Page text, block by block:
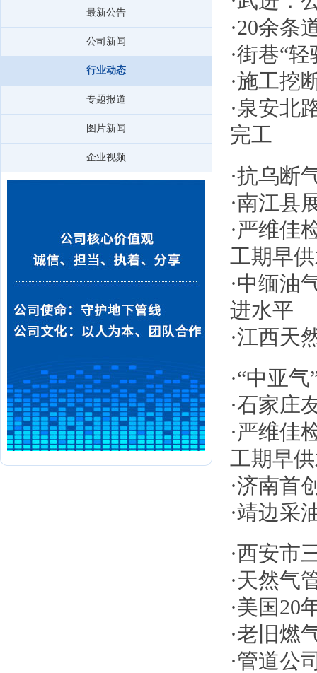
最新公告
公司新闻
行业动态
专题报道
图片新闻
企业视频
·20余条
·街巷“轻
·施工挖
·泉安北
完工
·抗乌断
·南江县
·严维佳
工期早
·中缅油
进水平
·江西天
·“中亚气
·石家庄
·严维佳
工期早
·济南首
·靖边采
·西安市
·天然气
·美国20
·老旧燃
·管道公